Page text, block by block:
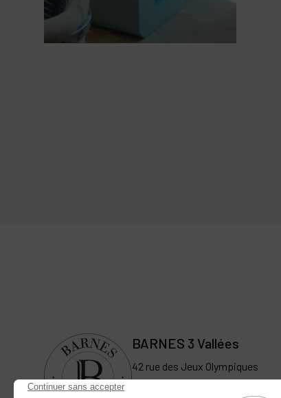
BARNES 3 Vallées
42 rue des Jeux Olympiques
73550 Méribel, France